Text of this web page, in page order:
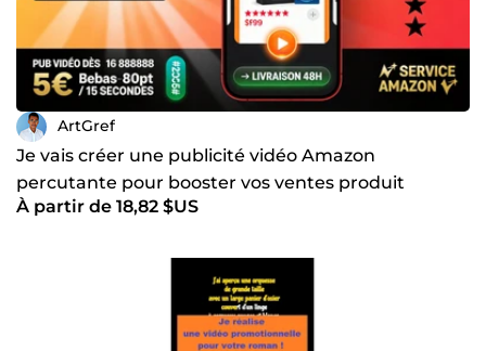
ArtGref
Je vais créer une publicité vidéo Amazon
percutante pour booster vos ventes produit
Amazon
À partir de 18,82 $US